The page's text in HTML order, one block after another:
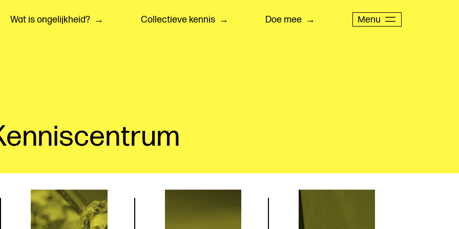
Wat is ongelijkheid? Collectieve kennis Doe mee Menu